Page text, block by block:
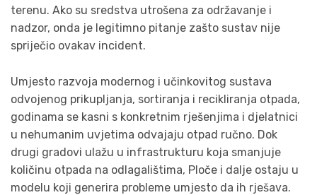
terenu. Ako su sredstva utrošena za održavanje i
nadzor, onda je legitimno pitanje zašto sustav nije
spriječio ovakav incident.
Umjesto razvoja modernog i učinkovitog sustava
odvojenog prikupljanja, sortiranja i recikliranja otpada,
godinama se kasni s konkretnim rješenjima i djelatnici
u nehumanim uvjetima odvajaju otpad ručno. Dok
drugi gradovi ulažu u infrastrukturu koja smanjuje
količinu otpada na odlagalištima, Ploče i dalje ostaju u
modelu koji generira probleme umjesto da ih rješava.